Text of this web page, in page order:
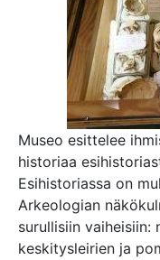
Museo esittelee
historiaa
Esihistoriassa on
Arkeologian
surullisiin vaiheisiin:
keskitysleirien ja